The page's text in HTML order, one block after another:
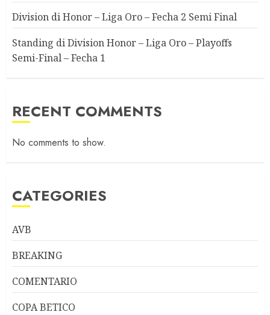
Division di Honor – Liga Oro – Fecha 2 Semi Final
Standing di Division Honor – Liga Oro – Playoffs
Semi-Final – Fecha 1
RECENT COMMENTS
No comments to show.
CATEGORIES
AVB
BREAKING
COMENTARIO
COPA BETICO